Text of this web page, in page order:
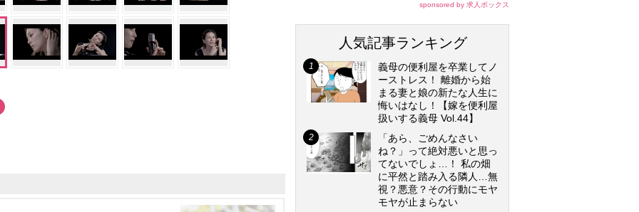
sponsored by 求人ボックス
人気記事ランキング
義母の便利屋を卒業してノ
ーストレス！ 離婚から始
まる妻と娘の新たな人生に
悔いはなし！【嫁を便利屋
扱いする義母 Vol.44】
「あら、ごめんなさい
ね？」って絶対悪いと思っ
てないでしょ…！ 私の畑
に平然と踏み入る隣人…無
視？悪意？その行動にモヤ
モヤが止まらない